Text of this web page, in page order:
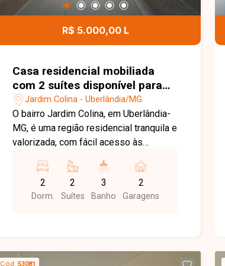
diferencial de uma suíte com
que mais crescem em Uberlândia. Entre
R$ 5.000,00 L
Casa residencial mobiliada
com 2 suítes disponível para
locação no bairro Jardim
Colina em Uberlândia-MG
Jardim Colina - Uberlândia/MG
O bairro Jardim Colina, em Uberlândia-
MG, é uma região residencial tranquila e
valorizada, com fácil acesso às
infraestrutura. Próximo a
supermercados, escolas, farmácias e
diversos comércios, oferece
distribuída em dois pavimentos. No 1º
2
Dorm.
2
Suítes
3
Banho
2
Garagens
Cód. 53081